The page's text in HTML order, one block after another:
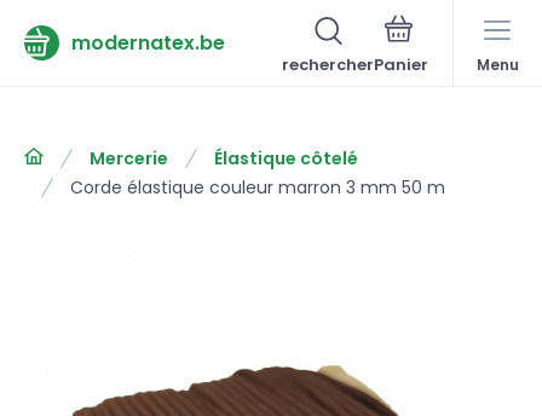
modernatex.be
rechercher Menu
Mercerie
Élastique côtelé
Corde élastique couleur marron 3 mm 50 m